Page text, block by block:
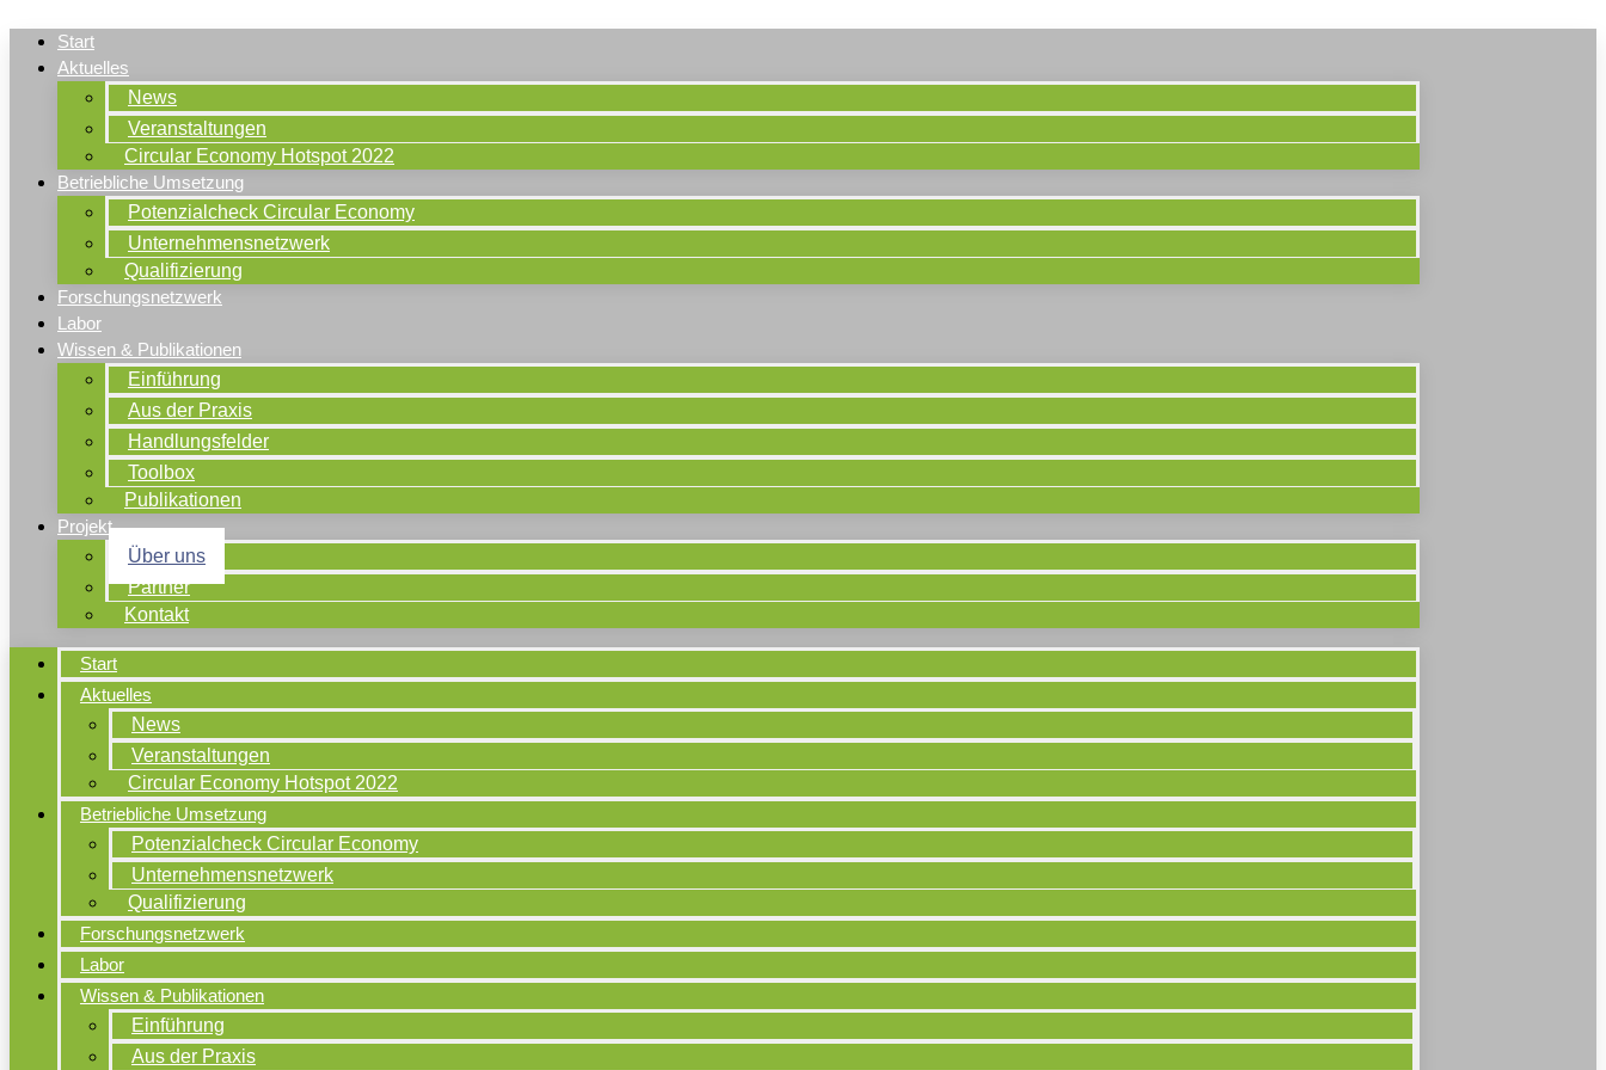
Start
Aktuelles
News
Veranstaltungen
Circular Economy Hotspot 2022
Betriebliche Umsetzung
Potenzialcheck Circular Economy
Unternehmensnetzwerk
Qualifizierung
Forschungsnetzwerk
Labor
Wissen & Publikationen
Einführung
Aus der Praxis
Handlungsfelder
Toolbox
Publikationen
Projekt
Über uns
Partner
Kontakt
Start
Aktuelles
News
Veranstaltungen
Circular Economy Hotspot 2022
Betriebliche Umsetzung
Potenzialcheck Circular Economy
Unternehmensnetzwerk
Qualifizierung
Forschungsnetzwerk
Labor
Wissen & Publikationen
Einführung
Aus der Praxis